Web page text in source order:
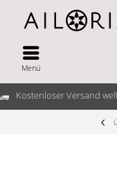
Kostenloser Versand
Menü